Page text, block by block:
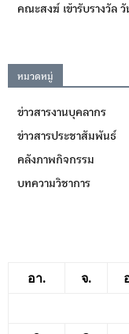
คณะสงฆ์ เข้ารับรางวัล
หมวดหมู่
ข่าวสารงานบุคลากร
ข่าวสารประชาสัมพันธ์
คลังภาพกิจกรรม
บทความวิชาการ
อา.
จ.